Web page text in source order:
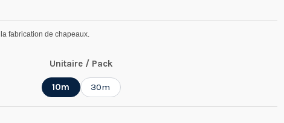
fabrication de chapeaux.
Unitaire / Pack
10m 30m